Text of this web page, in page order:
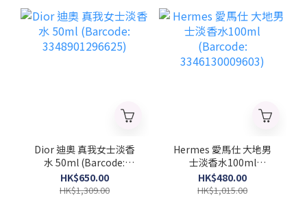
Dior 迪奧 真我女士淡香
水 50ml (Barcode:
3348901296625)
HK$650.00
HK$1,309.00
Hermes 愛馬仕 大地男
士淡香水100ml
(Barcode:
3346130009603)
HK$480.00
HK$1,015.00